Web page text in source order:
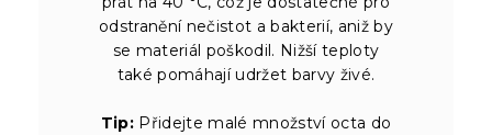
odstranění nečistot a bakterií, aniž by
se materiál poškodil. Nižší teploty
také pomáhají udržet barvy živé.
Tip: Přidejte malé množství octa do